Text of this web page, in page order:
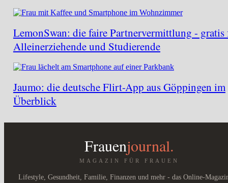
LemonSwan: die faire Partnervermittlung -
Alleinerziehende und Studierende
Jaumo: die deutsche Flirt-App aus Göppingen im
Überblick
Frauenjournal.
MAGAZIN FÜR FRAUEN
Lifestyle, Gesundheit, Familie, Finanzen und mehr - das Online-